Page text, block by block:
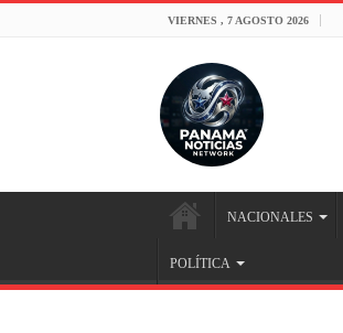
VIERNES , 7 AGOSTO 2026
NACIONALES
POLÍTICA